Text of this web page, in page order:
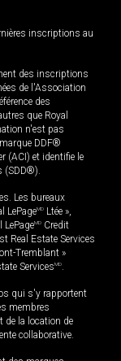
inscriptions au
des inscriptions
de l'Association
des
que Royal
n'est pas
DDF®
(ACI) et identifie le
(SDD®).
Les bureaux
LePageMD Ltée »,
LePageMD Credit
Real Estate Services
Tremblant »
ServicesMD.
qui s'y rapportent
membres
de la location de
collaborative.